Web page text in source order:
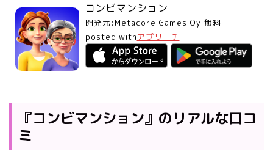
コンビマンション
開発元: Metacore Games Oy 無料
posted with アプリーチ
『コンビマンション』のリアルな口コ
ミ